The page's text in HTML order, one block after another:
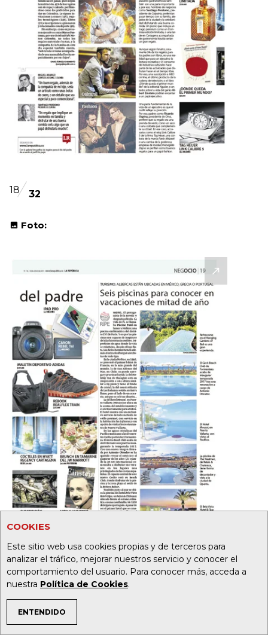
COOKIES
Este sitio web usa cookies propias y de terceros para
analizar el tráfico, mejorar nuestros servicio y conocer el
comportamiento del usuario. Para conocer más, acceda a
nuestra Política de Cookies.
ENTENDIDO
TEMAS DE INTERÉS
18 32
Foto:
19 32